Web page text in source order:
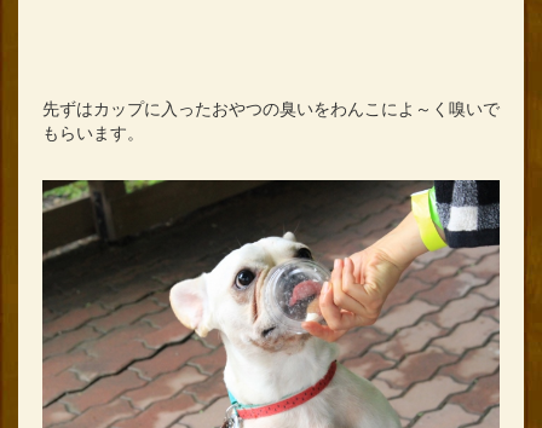
先ずはカップに入ったおやつの臭いをわんこによ～く嗅いで
もらいます。